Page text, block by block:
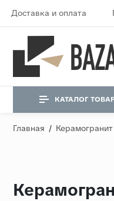
Доставка и оплата
КАТАЛОГ
Главная / Керамогранит